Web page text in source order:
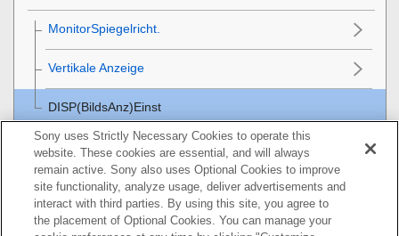
MonitorSpiegelricht.
Vertikale Anzeige
DISP(BildsAnz)Einst
Betrachten
Ändern der Kameraeinstellungen
Mit einem Smartphone verfügbare Funktionen
Sony uses Strictly Necessary Cookies to operate this
website. These cookies are essential, and will always
remain active. Sony also uses Optional Cookies to improve
site functionality, analyze usage, deliver advertisements and
interact with third parties. By using this site, you agree to
the placement of Optional Cookies. You can manage your